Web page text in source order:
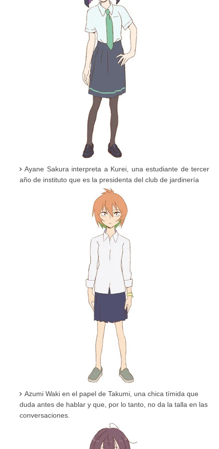
Ayane Sakura interpreta a Kurei, una estudiante de tercer
año de instituto que es la presidenta del club de jardinería
Azumi Waki en el papel de Takumi, una chica tímida que
duda antes de hablar y que, por lo tanto, no da la talla en las
conversaciones.